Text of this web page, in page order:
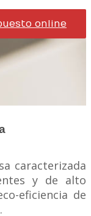
online
caracterizada
y de alto
eficiencia de